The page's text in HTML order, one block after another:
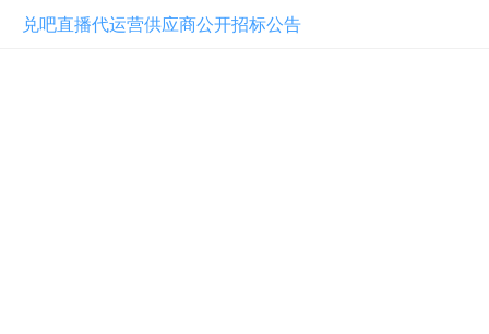
兑吧直播代运营供应商公开招标公告